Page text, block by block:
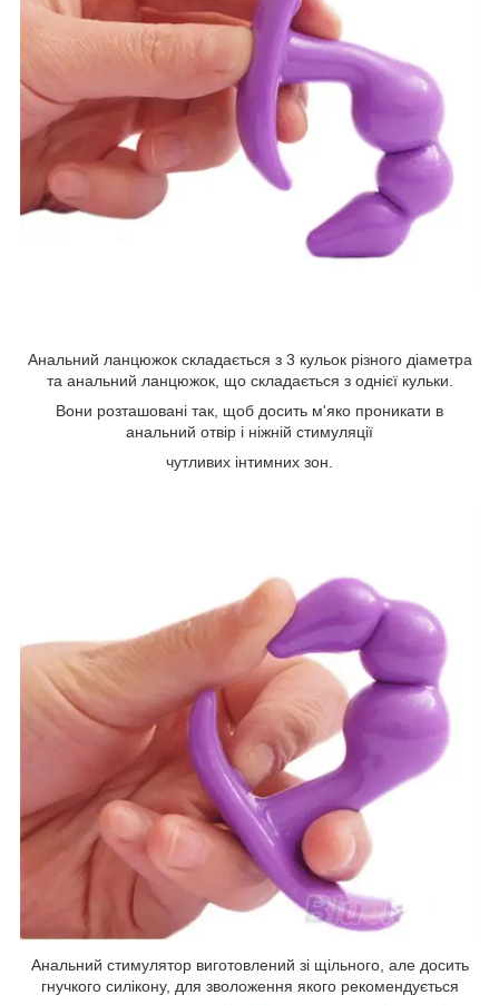
Анальний ланцюжок складається з 3 кульок різного діаметра
та анальний ланцюжок, що складається з однієї кульки.
Вони розташовані так, щоб досить м'яко проникати в
анальний отвір і ніжній стимуляції
чутливих інтимних зон.
Анальний стимулятор виготовлений зі щільного, але досить
гнучкого силікону, для зволоження якого рекомендується